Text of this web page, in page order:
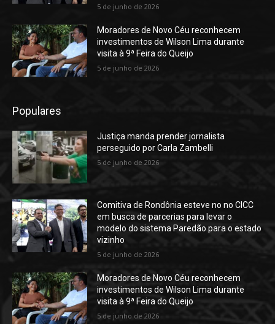
5 de junho de 2026
Moradores de Novo Céu reconhecem
investimentos de Wilson Lima durante
visita à 9ª Feira do Queijo
5 de junho de 2026
Populares
Justiça manda prender jornalista
perseguido por Carla Zambelli
5 de junho de 2026
Comitiva de Rondônia esteve no no CICC
em busca de parcerias para levar o
modelo do sistema Paredão para o estado
vizinho
5 de junho de 2026
Moradores de Novo Céu reconhecem
investimentos de Wilson Lima durante
visita à 9ª Feira do Queijo
5 de junho de 2026